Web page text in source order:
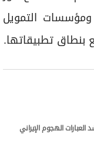
التمويل
تطبيقاتها.
الهجوم الإيراني